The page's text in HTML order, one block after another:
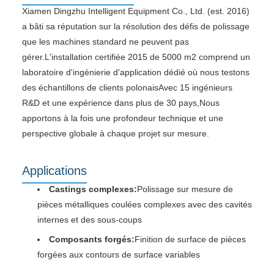
Xiamen Dingzhu Intelligent Equipment Co., Ltd. (est. 2016)
a bâti sa réputation sur la résolution des défis de polissage
que les machines standard ne peuvent pas
gérer.L'installation certifiée 2015 de 5000 m2 comprend un
laboratoire d'ingénierie d'application dédié où nous testons
des échantillons de clients polonaisAvec 15 ingénieurs
R&D et une expérience dans plus de 30 pays,Nous
apportons à la fois une profondeur technique et une
perspective globale à chaque projet sur mesure.
Applications
Castings complexes:Polissage sur mesure de
pièces métalliques coulées complexes avec des cavités
internes et des sous-coups
Composants forgés:Finition de surface de pièces
forgées aux contours de surface variables